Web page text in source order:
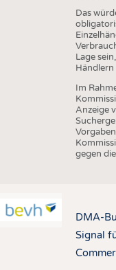
Das
Lage
Im
Anzeige
gegen
DMA-
Signal